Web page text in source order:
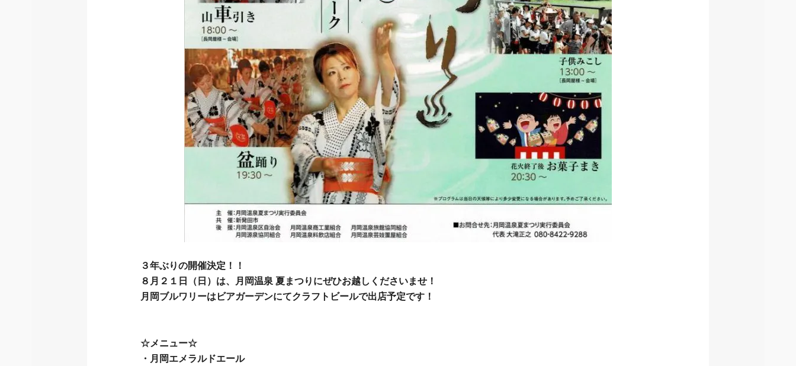
３年ぶりの開催決定！！
８月２１日（日）は、 月岡温泉 夏まつりにぜひお越しくださいませ！
月岡ブルワリーはビアガーデンにてクラフトビールで出店予定です！
☆メニュー☆
・月岡エメラルドエール